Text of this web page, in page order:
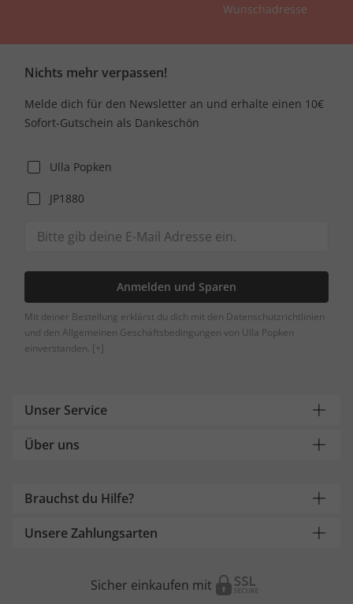
Wunschadresse
Nichts mehr verpassen!
Melde dich für den Newsletter an und erhalte einen 10€
Sofort-Gutschein als Dankeschön
Ulla Popken
JP1880
Anmelden und Sparen
Mit deiner Bestellung erklärst du dich mit den Datenschutzrichtlinien
und den Allgemeinen Geschäftsbedingungen von Ulla Popken
einverstanden. [+]
Unser Service
Über uns
Brauchst du Hilfe?
Unsere Zahlungsarten
Sicher einkaufen mit